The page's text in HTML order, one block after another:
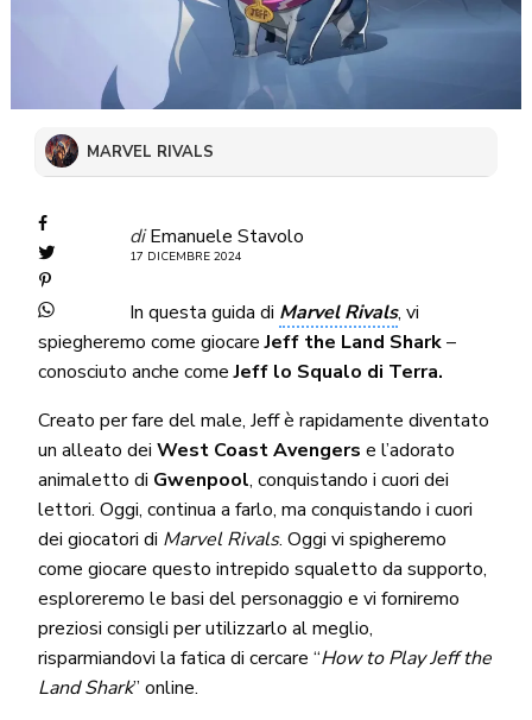
MARVEL RIVALS
di Emanuele Stavolo
17 DICEMBRE 2024
In questa guida di Marvel Rivals, vi
spiegheremo come giocareJeff the Land Shark–
conosciuto anche comeJeff lo Squalo di Terra.
Creato per fare del male, Jeff è rapidamente diventato
un alleato deiWest Coast Avengers e l’adorato
animaletto di Gwenpool, conquistando i cuori dei
lettori. Oggi, continua a farlo, ma conquistando i cuori
dei giocatori di Marvel Rivals. Oggi vi spigheremo
come giocare questo intrepido squaletto da supporto,
esploreremo le basi del personaggio e vi forniremo
preziosi consigli per utilizzarlo al meglio,
risparmiandovi la fatica di cercare “How to Play Jeff the
Land Shark” online.